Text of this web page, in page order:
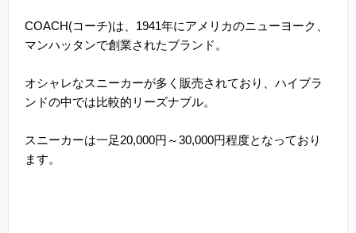
COACH(コーチ)は、1941年にアメリカのニューヨーク、
マンハッタンで創業されたブランド。
オシャレなスニーカーが多く販売されており、ハイブラ
ンドの中では比較的リーズナブル。
スニーカーは一足20,000円～30,000円程度となっており
ます。